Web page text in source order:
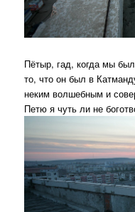
Пётыр, гад, когда мы
то, что он был в
неким волшебным и
Петю я чуть ли не